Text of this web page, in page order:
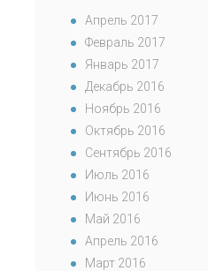
Апрель 2017
Февраль 2017
Январь 2017
Декабрь 2016
Ноябрь 2016
Октябрь 2016
Сентябрь 2016
Июль 2016
Июнь 2016
Май 2016
Апрель 2016
Март 2016